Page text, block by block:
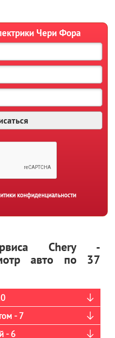
Чери Фора
конфиденциальности
Chery -
авто по 37
- 7
- 6